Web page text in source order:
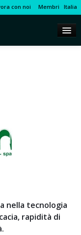
con noi Membri Italia
nella tecnologia
rapidità di